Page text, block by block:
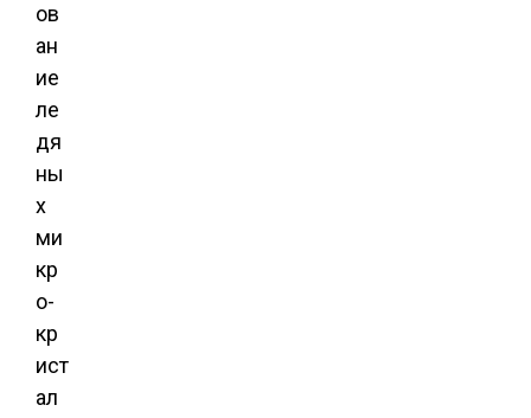
ов
ан
ие
ле
дя
ны
х
ми
кр
о-
кр
ист
ал